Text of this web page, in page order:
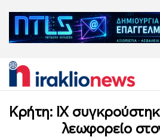
Κρήτη: ΙΧ
λεωφορείο